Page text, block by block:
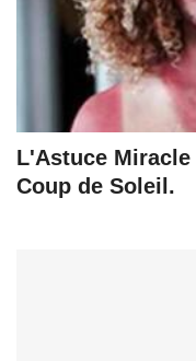
L'Astuce Miracle
Coup de Soleil.